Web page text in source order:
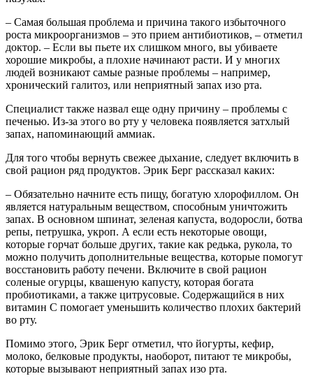
– Самая большая проблема и причина такого избыточного
роста микроорганизмов – это прием антибиотиков, – отметил
доктор. – Если вы пьете их слишком много, вы убиваете
хорошие микробы, а плохие начинают расти. И у многих
людей возникают самые разные проблемы – например,
хронический галитоз, или неприятный запах изо рта.
Специалист также назвал еще одну причину – проблемы с
печенью. Из-за этого во рту у человека появляется затхлый
запах, напоминающий аммиак.
Для того чтобы вернуть свежее дыхание, следует включить в
свой рацион ряд продуктов. Эрик Берг рассказал каких:
– Обязательно начните есть пищу, богатую хлорофиллом. Он
является натуральным веществом, способным уничтожить
запах. В основном шпинат, зеленая капуста, водоросли, ботва
репы, петрушка, укроп. А если есть некоторые овощи,
которые горчат больше других, такие как редька, рукола, то
можно получить дополнительные вещества, которые помогут
восстановить работу печени. Включите в свой рацион
соленые огурцы, квашеную капусту, которая богата
пробиотиками, а также цитрусовые. Содержащийся в них
витамин C помогает уменьшить количество плохих бактерий
во рту.
Помимо этого, Эрик Берг отметил, что йогурты, кефир,
молоко, белковые продукты, наоборот, питают те микробы,
которые вызывают неприятный запах изо рта.